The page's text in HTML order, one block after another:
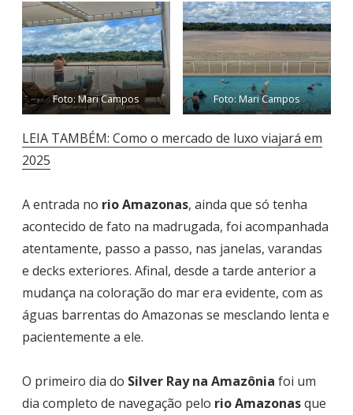
Foto: Mari Campos Foto: Mari Campos
LEIA TAMBÉM: Como o mercado de luxo viajará em
2025
A entrada no rio Amazonas, ainda que só tenha
acontecido de fato na madrugada, foi acompanhada
atentamente, passo a passo, nas janelas, varandas
e decks exteriores. Afinal, desde a tarde anterior a
mudança na coloração do mar era evidente, com as
águas barrentas do Amazonas se mesclando lenta e
pacientemente a ele.
O primeiro dia do Silver Ray na Amazônia foi um
dia completo de navegação pelo rio Amazonasque